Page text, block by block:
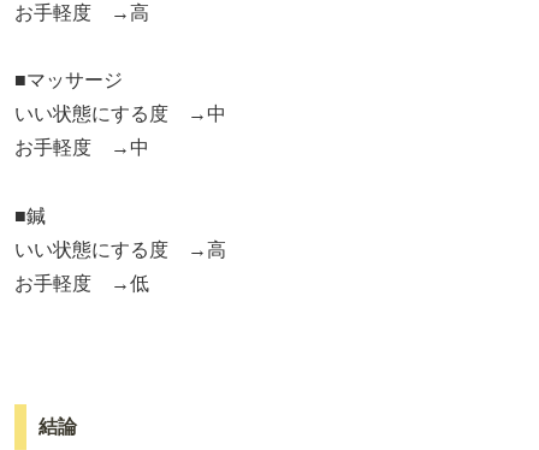
お手軽度 →高
■マッサージ
いい状態にする度 →中
お手軽度 →中
■鍼
いい状態にする度 →高
お手軽度 →低
結論